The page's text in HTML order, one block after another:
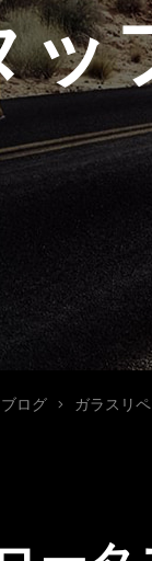
ッ
ログ ガラスリ